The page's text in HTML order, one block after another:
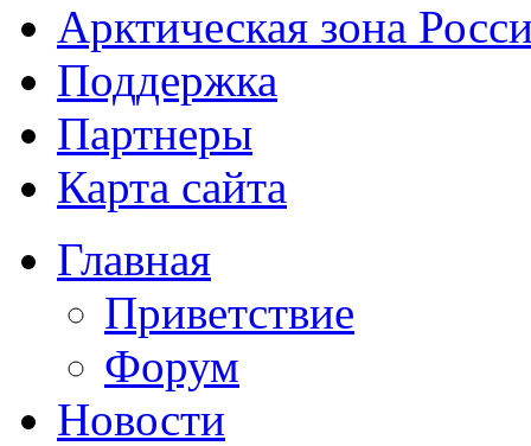
Арктическая зона
Поддержка
Партнеры
Карта сайта
Главная
Приветствие
Форум
Новости